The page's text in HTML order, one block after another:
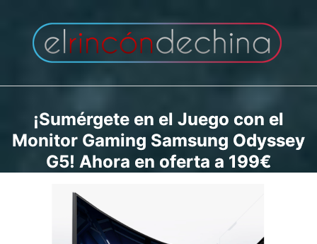
contenido
¡Sumérgete en el Juego con el
Monitor Gaming Samsung Odyssey
G5! Ahora en oferta a 199€